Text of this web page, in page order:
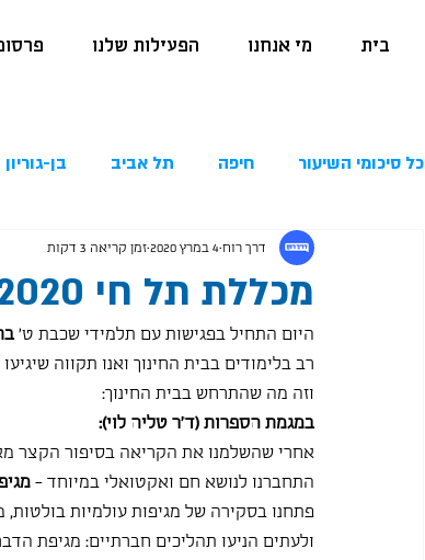
הפעילות שלנו מי אנחנו בית
כל סיכומי השיעור חיפה תל אביב בן-גוריון
מכללת תל חי 05.03.2020
דרך רוח 4 במרץ 2020 זמן קריאה 3 דקות
היום התחיל בפגישות עם תלמידי שכבת ט'
רב בלימודים בבית החינוך ואנו תקווה
וזה מה שהתרחש בבית החינוך:
במגמת הספרות (ד"ר טליה לוי):
אחרי שהשלמנו את הקריאה בסיפור הקצר
התחברנו לנושא חם ואקטואלי במיוחד -
פתחנו בסקירה של מגיפות עולמיות בולטות,
ולעתים הניעו תהליכים חברתיים: מגיפת הדבר הגדולה של המאה ה-14